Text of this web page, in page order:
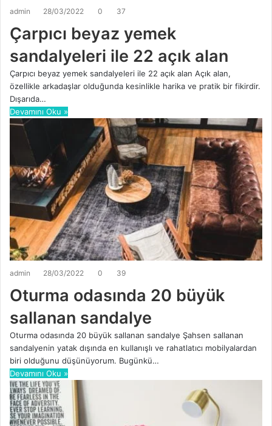
admin 28/03/2022 0 37
Çarpıcı beyaz yemek
sandalyeleri ile 22 açık alan
Çarpıcı beyaz yemek sandalyeleri ile 22 açık alan Açık alan,
özellikle arkadaşlar olduğunda kesinlikle harika ve pratik bir fikirdir.
Dışarıda…
Devamını Oku »
admin 28/03/2022 0 39
Oturma odasında 20 büyük
sallanan sandalye
Oturma odasında 20 büyük sallanan sandalye Şahsen sallanan
sandalyenin yatak dışında en kullanışlı ve rahatlatıcı mobilyalardan
biri olduğunu düşünüyorum. Bugünkü…
Devamını Oku »